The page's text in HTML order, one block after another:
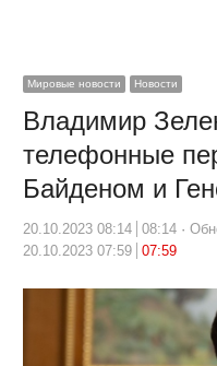
Мировые новости Новости
Владимир
телефонные
Байденом и
20.10.2023 08:14 08:14
20.10.2023 07:59
07:59